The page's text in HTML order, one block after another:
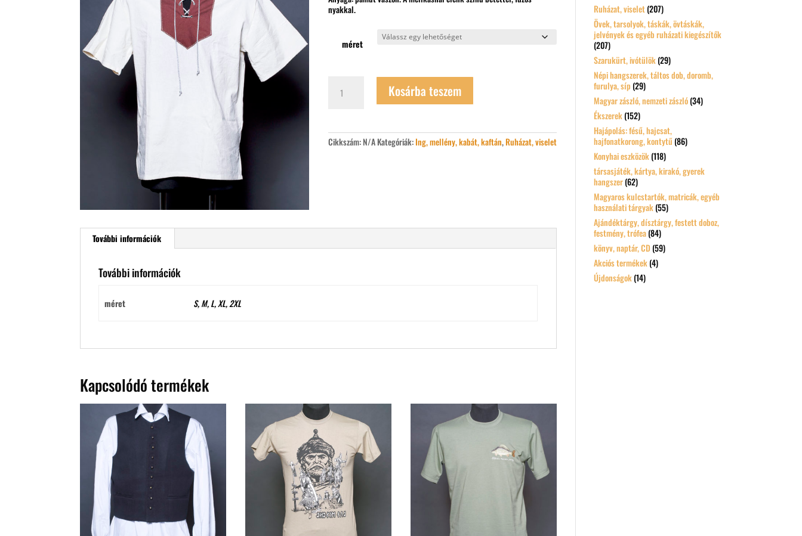
nyakkal.
méret
ujjú
Kosárba teszem
Cikkszám:N/A Kategóriák:Ing, mellény, kabát, kaftán,Ruházat, viselet
További információk
További információk
méret S, M, L, XL, 2XL
Kapcsolódó termékek
Ruházat, viselet(207)
Övek, tarsolyok, táskák, övtáskák,
jelvények és egyéb ruházati kiegészítők
(207)
Szarukürt, ivótülök(29)
Népi hangszerek, táltos dob, doromb,
furulya, síp (29)
Magyar zászló, nemzeti zászló(34)
Ékszerek(152)
Hajápolás: fésű, hajcsat,
hajfonatkorong, kontytű(86)
Konyhai eszközök(118)
társasjáték, kártya, kirakó, gyerek
hangszer(62)
Magyaros kulcstartók, matricák, egyéb
használati tárgyak(55)
Ajándéktárgy, dísztárgy, festett doboz,
festmény, trófea(84)
könyv, naptár, CD (59)
Akciós termékek(4)
Újdonságok(14)